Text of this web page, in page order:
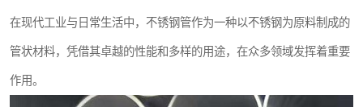
在现代工业与日常生活中，不锈钢管作为一种以不锈钢为原料制成的
管状材料，凭借其卓越的性能和多样的用途，在众多领域发挥着重要
作用。